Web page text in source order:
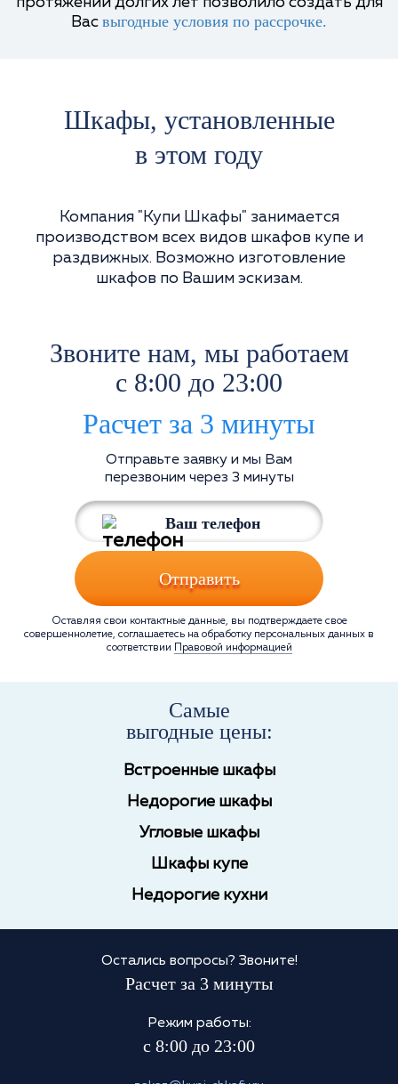
Вас выгодные условия по рассрочке.
Шкафы, установленные
в этом году
Компания "Купи Шкафы" занимается
производством всех видов шкафов купе и
раздвижных. Возможно изготовление
шкафов по Вашим эскизам.
Звоните нам, мы работаем
с 8:00 до 23:00
Расчет за 3 минуты
Отправьте заявку и мы Вам
перезвоним через 3 минуты
Отправить
Оставляя свои контактные данные, вы подтверждаете свое
совершеннолетие, соглашаетесь на обработку персональных данных в
соответствии
Правовой информацией
Самые
выгодные цены:
Встроенные шкафы
Недорогие шкафы
Угловые шкафы
Шкафы купе
Недорогие кухни
Остались вопросы? Звоните!
Расчет за 3 минуты
Режим работы:
с 8:00 до 23:00